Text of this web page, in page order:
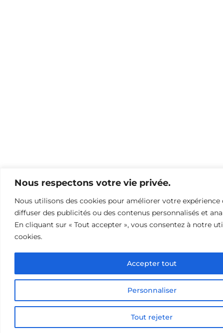
Nous respectons votre vie privée.
Nous utilisons des cookies pour améliorer votre expérience
diffuser des publicités ou des contenus personnalisés et
En cliquant sur « Tout accepter », vous consentez à notre
cookies.
Personnaliser
Tout rejeter
Accepter tout